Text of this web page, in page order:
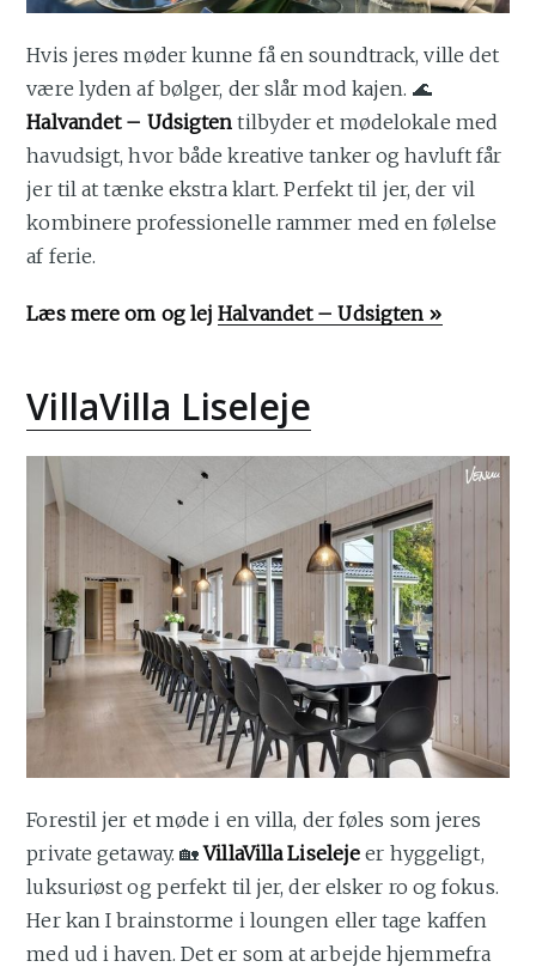
Hvis jeres møder kunne få en soundtrack, ville det
være lyden af bølger, der slår mod kajen. 🌊
Halvandet – Udsigten tilbyder et mødelokale med
havudsigt, hvor både kreative tanker og havluft får
jer til at tænke ekstra klart. Perfekt til jer, der vil
kombinere professionelle rammer med en følelse
af ferie.
Læs mere om og lejHalvandet – Udsigten »
VillaVilla Liseleje
Forestil jer et møde i en villa, der føles som jeres
private getaway. 🏡VillaVilla Liseleje er hyggeligt,
luksuriøst og perfekt til jer, der elsker ro og fokus.
Her kan I brainstorme i loungen eller tage kaffen
med ud i haven. Det er som at arbejde hjemmefra